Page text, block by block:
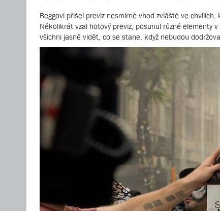
Beggovi přišel previz nesmírně vhod zvláště ve
Několikrát vzal hotový previz, posunul různé elementy
všichni jasně vidět, co se stane, když nebudou